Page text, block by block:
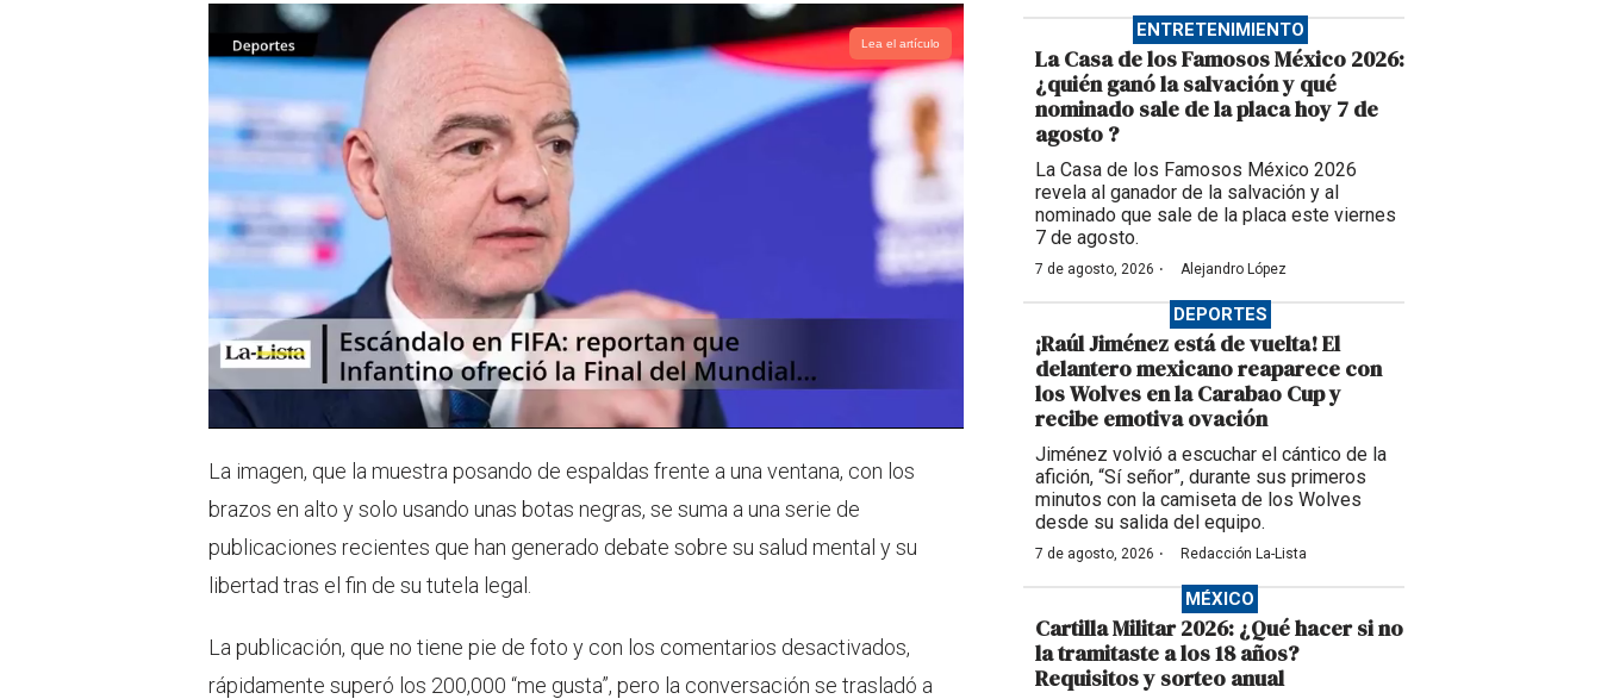
Lea el artículo
La imagen, que la muestra posando de espaldas frente a una ventana, con los
brazos en alto y solo usando unas botas negras, se suma a una serie de
publicaciones recientes que han generado debate sobre su salud mental y su
libertad tras el fin de su tutela legal.
La publicación, que no tiene pie de foto y con los comentarios desactivados,
rápidamente superó los 200,000 “me gusta”, pero la conversación se trasladó a
ENTRETENIMIENTO
La Casa de los Famosos México 2026:
¿quién ganó la salvación y qué
nominado sale de la placa hoy 7 de
agosto ?
La Casa de los Famosos México 2026
revela al ganador de la salvación y al
nominado que sale de la placa este viernes
7 de agosto.
7 de agosto, 2026 · Alejandro López
DEPORTES
¡Raúl Jiménez está de vuelta! El
delantero mexicano reaparece con
los Wolves en la Carabao Cup y
recibe emotiva ovación
Jiménez volvió a escuchar el cántico de la
afición, “Sí señor”, durante sus primeros
minutos con la camiseta de los Wolves
desde su salida del equipo.
7 de agosto, 2026 · Redacción La-Lista
MÉXICO
Cartilla Militar 2026: ¿Qué hacer si no
la tramitaste a los 18 años?
Requisitos y sorteo anual